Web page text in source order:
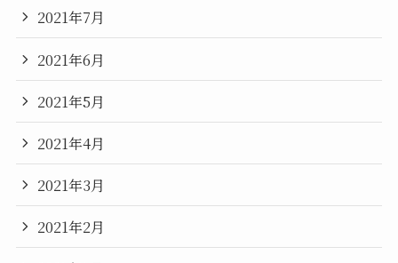
2021年7月
2021年6月
2021年5月
2021年4月
2021年3月
2021年2月